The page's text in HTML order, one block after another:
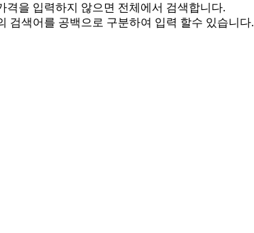
격을 입력하지 않으면 전체에서 검색합니다.
검색어를 공백으로 구분하여 입력 할수 있습니다.